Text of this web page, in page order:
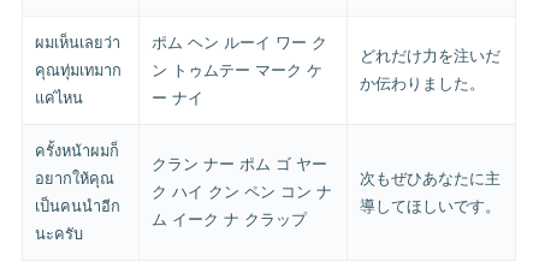
ผมเห็นเลยว่า
คุณทุ่มเทมาก
แค่ไหน
ポム ヘン ルーイ ワー ク
ン トゥムテー マーク ケ
ー ナイ
どれだけ力を注いだ
か伝わりました。
ครั้งหน้าผมก็
อยากให้คุณ
เป็นคนนำอีก
นะครับ
クラン ナー ポム ゴ ヤー
ク ハイ クン ペン コン ナ
ム イーク ナ クラップ
次もぜひあなたに主
導してほしいです。